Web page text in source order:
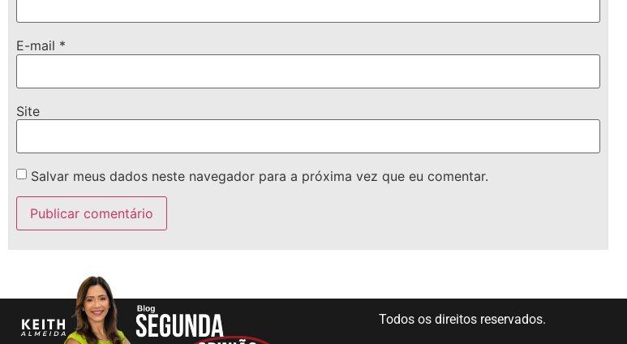
E-mail *
Site
Salvar meus dados neste navegador para a próxima vez que eu comentar.
Todos os direitos reservados.